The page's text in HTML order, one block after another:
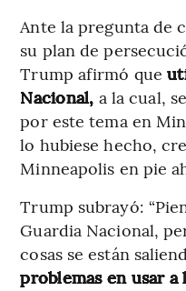
Ante la pregunta de
su plan de
Trump afirmó que
Nacional, a la cual,
por este tema en
lo hubiese hecho,
Minneapolis en pie
Trump subrayó:
Guardia Nacional,
cosas se están
problemas en usar